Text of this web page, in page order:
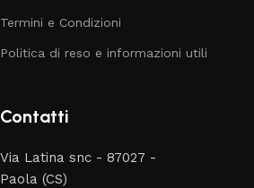
Termini e Condizioni
Politica di reso e informazioni utili
Contatti
Via Latina snc - 87027 -
Paola (CS)